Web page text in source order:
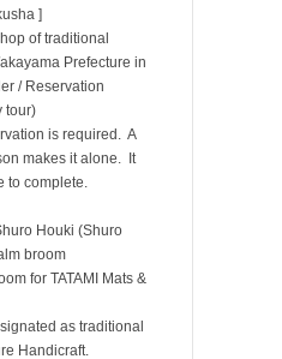
]
of traditional
Prefecture in
/ Reservation
tour)
is required. A
makes it alone. It
to complete.
Houki (Shuro
broom
for TATAMI Mats &
as traditional
Handicraft.